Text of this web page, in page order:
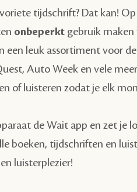
tijdschrift? Dat kan!
onbeperkt gebruik maken
een leuk assortiment voor
Auto Week en vele
of luisteren zodat je elk
de Wait app en zet je
boeken, tijdschriften en
luisterplezier!